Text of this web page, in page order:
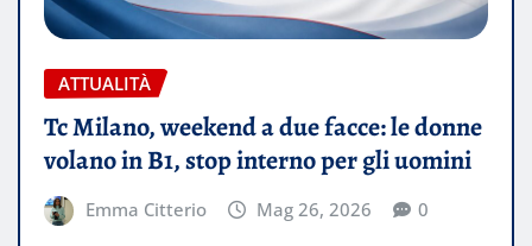
ATTUALITÀ
Tc Milano, weekend a due facce: le donne
volano in B1, stop interno per gli uomini
Emma Citterio Mag 26, 2026 0